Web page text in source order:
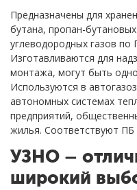
Предназначены для
бутана, пропан-
углеводородных газов по
Изготавливаются для
монтажа, могут быть
Используются в
автономных системах
предприятий,
жилья. Соответствуют ПБ
УЗНО –
широкий